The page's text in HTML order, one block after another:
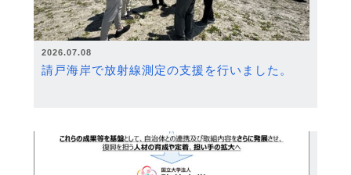
2026.07.08
請戸海岸で放射線測定の支援を行いました。